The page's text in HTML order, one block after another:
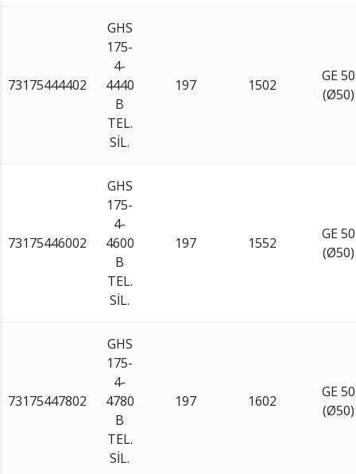
73175444402
GHS
175-
4-
4440
B
TEL.
SİL.
197 1502
GE 50
(Ø50)
73175446002
GHS
175-
4-
4600
B
TEL.
SİL.
197 1552
GE 50
(Ø50)
73175447802
GHS
175-
4-
4780
B
TEL.
SİL.
197 1602
GE 50
(Ø50)